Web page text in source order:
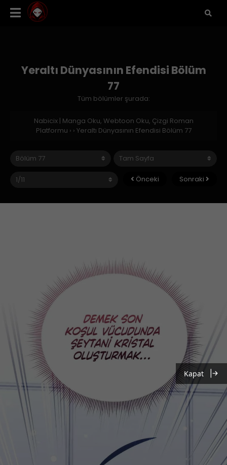
Yeraltı Dünyasının Efendisi Bölüm
77
Tüm bölümler şurada:
Nabicix | Manga Oku, Webtoon Oku, Çizgi Roman
Platformu › › Yeraltı Dünyasının Efendisi Bölüm 77
Önceki Sonraki
Kapat